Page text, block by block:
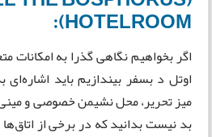
HOTELROOM):
اگر بخواهیم نگاهی گذرا به
اوتل د بسفر بیندازیم باید اشاره‌ای
میز تحریر، محل نشیمن خصوصی و
بد نیست بدانید که در برخی از